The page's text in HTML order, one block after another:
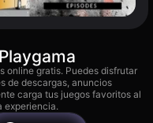
online gratis. Puedes disfrutar
de descargas, anuncios
carga tus juegos favoritos al
experiencia.